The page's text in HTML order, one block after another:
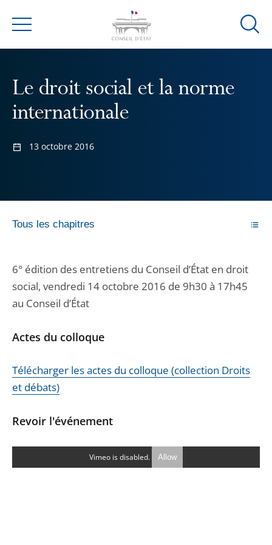
Menu
Ouvrir
Le droit social et la norme
internationale
13 octobre 2016
Tous les chapitres
6° édition des entretiens du Conseil d’État en droit
social, vendredi 14 octobre 2016 de 9h30 à 17h45
au Conseil d’État
Actes du colloque
Télécharger les actes du colloque (collection Droits
et débats)
Revoir l'événement
Vimeo is disabled. Allow